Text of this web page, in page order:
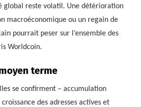
global reste volatil. Une détérioration
macroéconomique ou un regain de
pourrait peser sur l’ensemble des
Worldcoin.
terme
se confirment – accumulation
des adresses actives et